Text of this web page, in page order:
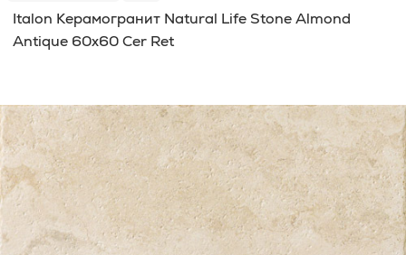
Italon Керамогранит Natural Life Stone Almond
Antique 60x60 Cer Ret